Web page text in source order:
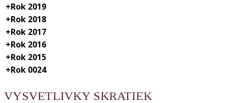
+Rok 2019
+Rok 2018
+Rok 2017
+Rok 2016
+Rok 2015
+Rok 0024
VYSVETLIVKY SKRATIEK